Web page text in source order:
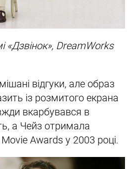
«Дзвінок», DreamWorks
відгуки, але образ
із розмитого екрана
вкарбувався в
а Чейз отримала
Awards у 2003 році.